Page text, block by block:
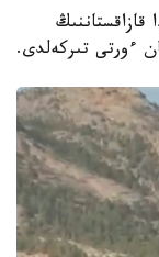
2026-جىلعى 7-تامىزدا قازاقستاننىڭ
ءورتى تىركەلدى.